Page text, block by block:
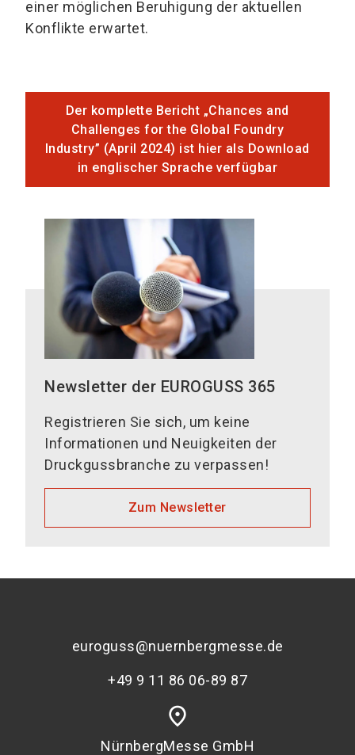
einer möglichen Beruhigung der aktuellen
Konflikte erwartet.
Der komplette Bericht „Chances and
Challenges for the Global Foundry
Industry” (April 2024) ist hier als Download
in englischer Sprache verfügbar
Newsletter der EUROGUSS 365
Registrieren Sie sich, um keine
Informationen und Neuigkeiten der
Druckgussbranche zu verpassen!
Zum Newsletter
euroguss@nuernbergmesse.de
+49 9 11 86 06-89 87
place
NürnbergMesse GmbH